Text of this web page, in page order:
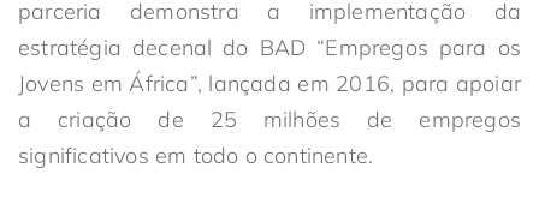
parceria demonstra a implementação da
estratégia decenal do BAD “Empregos para os
Jovens em África”, lançada em 2016, para apoiar
a criação de 25 milhões de empregos
significativos em todo o continente.